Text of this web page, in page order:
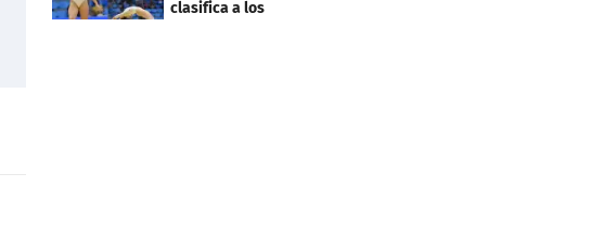
clasifica a los